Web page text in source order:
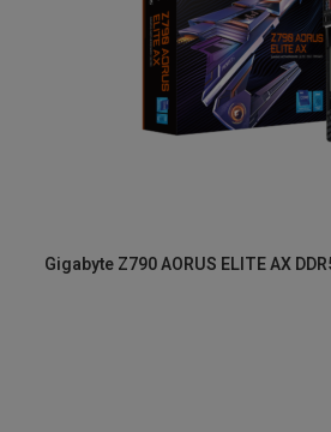
Gigabyte Z790 AORUS ELITE AX